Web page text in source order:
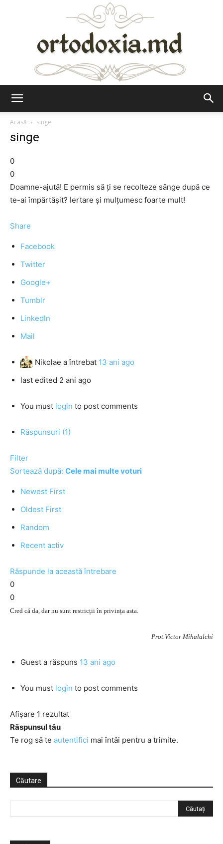
Acasă
singe
singe
0
0
Doamne-ajută! E permis să ţi se recolteze sânge după ce
te-ai împărtăşit? Iertare şi mulţumesc foarte mult!
Share
Facebook
Twitter
Google+
Tumblr
LinkedIn
Mail
Nikolae a întrebat 13 ani ago
last edited 2 ani ago
You must login to post comments
Răspunsuri (1)
Filter
Sortează după: Cele mai multe voturi
Newest First
Oldest First
Random
Recent activ
Răspunde la această întrebare
0
0
Cred că da, dar nu sunt restricții în privința asta.
Prot.Victor Mihalalchi
Guest a răspuns 13 ani ago
You must login to post comments
Afișare 1 rezultat
Răspunsul tău
Te rog să te autentifici mai întâi pentru a trimite.
Căutare